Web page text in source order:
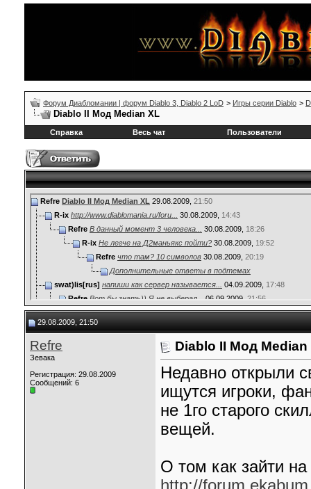
Форум Диабломании | форум Diablo 3, Diablo 2 LoD > Игры серии Diablo >
Diablo II Мод Median XL
Справка Весь чат Пользователи
Refre Diablo II Мод Median XL 29.08.2009, 21:50
R-ix http://www.diablomania.ru/foru... 30.08.2009, 14:43
Refre В данный момент 3 человека... 30.08.2009, 18:26
R-ix Не легче на Д2маньякс пойти? 30.08.2009, 19:52
Refre что там? 10 символов 30.08.2009, 20:19
Дополнительные ответы в подтемах
swat)lis[rus] напиши как сервер называется... 04.09.2009, 17:48
Refre Вот бы знать)) Я не выберал... 06.09.2009, 21:56
vIv-din Там ссылки битые...или у меня...11.03.2010,12:51
WOLK
08:32
tolten
08:33
02.05.2025,06:18
tolten laterevent.ru... 06:19
29.08.2009, 21:50
Refre
Зевака
Регистрация: 29.08.2009
Сообщений: 6
Diablo II Мод Median
Недавно открыли
ищутся игроки,
не 1го старого
вещей.
О том как зайти